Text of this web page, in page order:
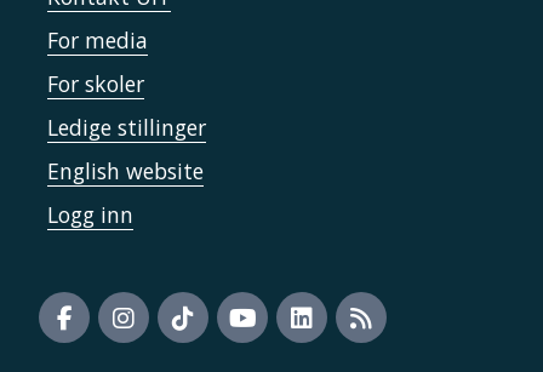
For media
For skoler
Ledige stillinger
English website
Logg inn